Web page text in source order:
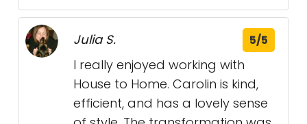
Julia S. 5/5
I really enjoyed working with
House to Home. Carolin is kind,
efficient, and has a lovely sense